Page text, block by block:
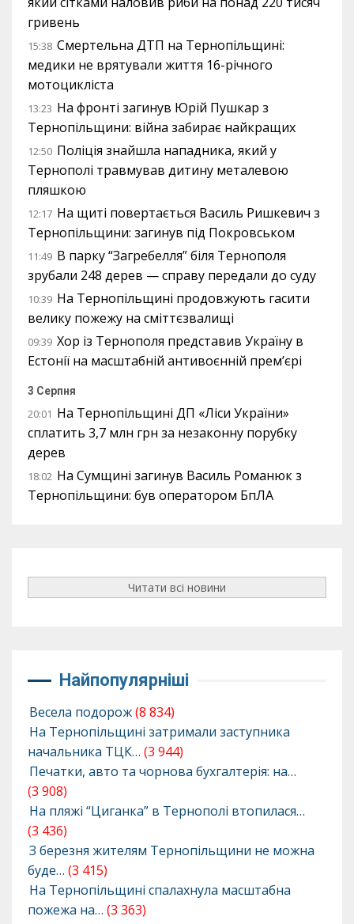
гривень
15:38 Смертельна ДТП на Тернопільщині:
медики не врятували життя 16-річного
мотоцикліста
13:23 На фронті загинув Юрій Пушкар з
Тернопільщини: війна забирає найкращих
12:50 Поліція знайшла нападника, який у
Тернополі травмував дитину металевою
пляшкою
12:17 На щиті повертається Василь Ришкевич з
Тернопільщини: загинув під Покровськом
11:49 В парку “Загребелля” біля Тернополя
зрубали 248 дерев — справу передали до суду
10:39 На Тернопільщині продовжують гасити
велику пожежу на сміттєзвалищі
09:39 Хор із Тернополя представив Україну в
Естонії на масштабній антивоєнній прем’єрі
3 Серпня
20:01 На Тернопільщині ДП «Ліси України»
сплатить 3,7 млн грн за незаконну порубку
дерев
18:02 На Сумщині загинув Василь Романюк з
Тернопільщини: був оператором БпЛА
Читати всі новини
Найпопулярніші
Весела подорож(8 834)
На Тернопільщині затримали заступника
начальника ТЦК… (3 944)
Печатки, авто та чорнова бухгалтерія: на…
(3 908)
На пляжі “Циганка” в Тернополі втопилася…
(3 436)
З березня жителям Тернопільщини не можна
буде… (3 415)
На Тернопільщині спалахнула масштабна
пожежа на… (3 363)